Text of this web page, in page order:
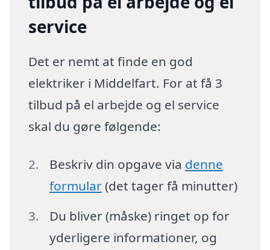
service
Det er nemt at finde en god
elektriker i Middelfart. For at få 3
tilbud på el arbejde og el service
skal du gøre følgende:
Beskriv din opgave via denne
formular(det tager få minutter)
Du bliver (måske) ringet op for
yderligere informationer, og